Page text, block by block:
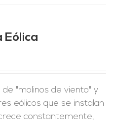
Eólica
de "molinos de viento" y
eólicos que se instalan
constantemente,